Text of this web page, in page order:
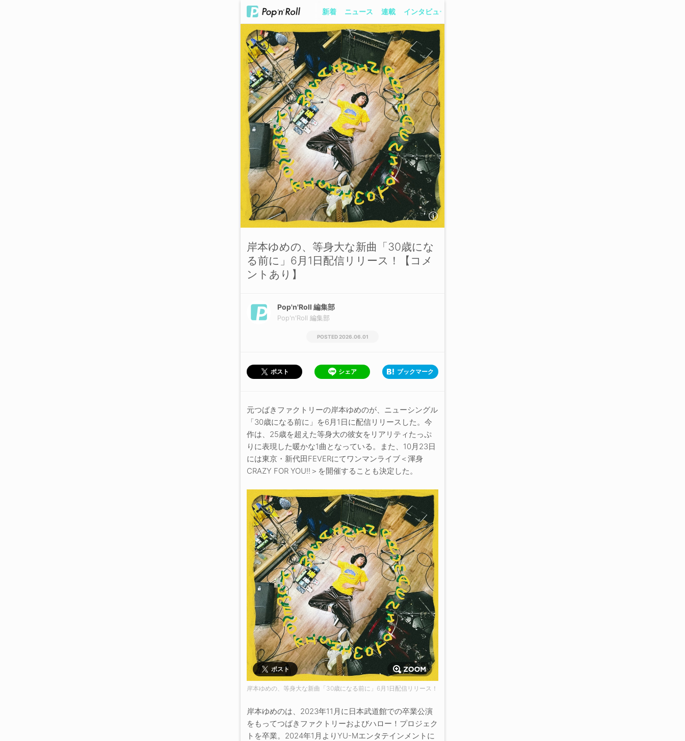
新着 ニュース 連載 インタビュー
岸本ゆめの、等身大な新曲「30歳にな
る前に」6月1日配信リリース！【コメ
ントあり】
Pop'n'Roll 編集部
Pop'n'Roll 編集部
2026.06.01
ポスト シェア ブックマーク
元つばきファクトリーの岸本ゆめのが、ニューシングル
「30歳になる前に」を6月1日に配信リリースした。今
作は、25歳を超えた等身大の彼女をリアリティたっぷ
りに表現した暖かな1曲となっている。また、10月23日
には東京・新代田FEVERにてワンマンライブ＜渾身
CRAZY FOR YOU!!＞を開催することも決定した。
ポスト
岸本ゆめの、等身大な新曲「30歳になる前に」6月1日配信リリース！
岸本ゆめのは、2023年11月に日本武道館での卒業公演
をもってつばきファクトリーおよびハロー！プロジェク
トを卒業。2024年1月よりYU-Mエンタテインメントに